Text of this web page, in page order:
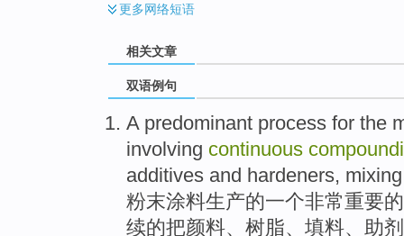
更多网络短语
相关文章
双语例句
Apredominant process for the
involving continuous
additives and hardeners, mixing
粉末涂料生产的一个非常重要的
续的把颜料、 树脂、 填料、 助剂